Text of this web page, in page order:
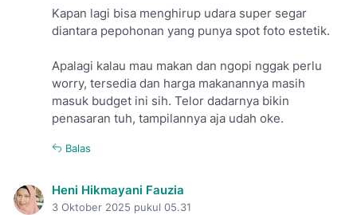
Kapan lagi bisa menghirup udara super segar
diantara pepohonan yang punya spot foto estetik.
Apalagi kalau mau makan dan ngopi nggak perlu
worry, tersedia dan harga makanannya masih
masuk budget ini sih. Telor dadarnya bikin
penasaran tuh, tampilannya aja udah oke.
Balas
Heni Hikmayani Fauzia
3 Oktober 2025 pukul 05.31